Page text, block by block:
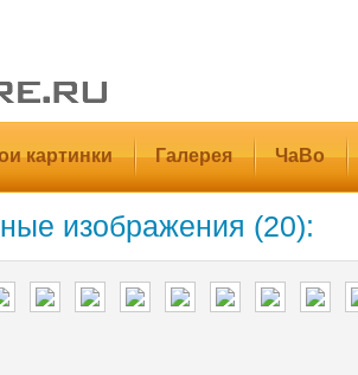
картинки Галерея ЧаВо
изображения (20):